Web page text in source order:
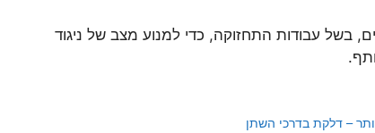
בשל עבודות התחזוקה, כדי למנוע מצב של ניגוד
– דלקת בדרכי השתן